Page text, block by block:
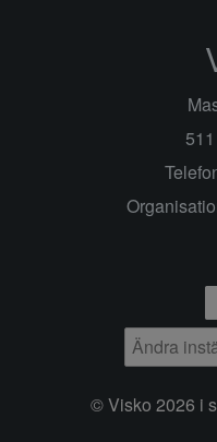
Ändra
© Visko 2026 i